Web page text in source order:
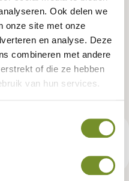
Ook delen we
onze site met onze
en analyse. Deze
combineren met andere
of die ze hebben
van hun services.
x 390 cm,
hoeken